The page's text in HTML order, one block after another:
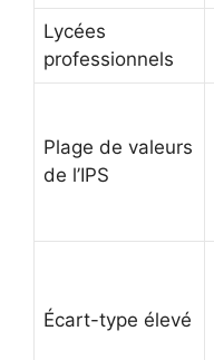
Lycées
professionnels
Plage de valeurs
de l’IPS
Écart-type élevé